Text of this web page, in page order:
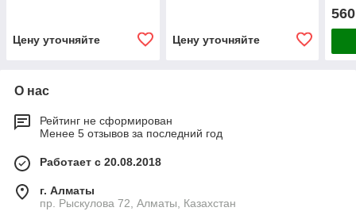
Цену уточняйте Цену уточняйте
О нас
Рейтинг не сформирован
Менее 5 отзывов за последний год
Работает с 20.08.2018
г. Алматы
пр. Рыскулова 72, Алматы, Казахстан